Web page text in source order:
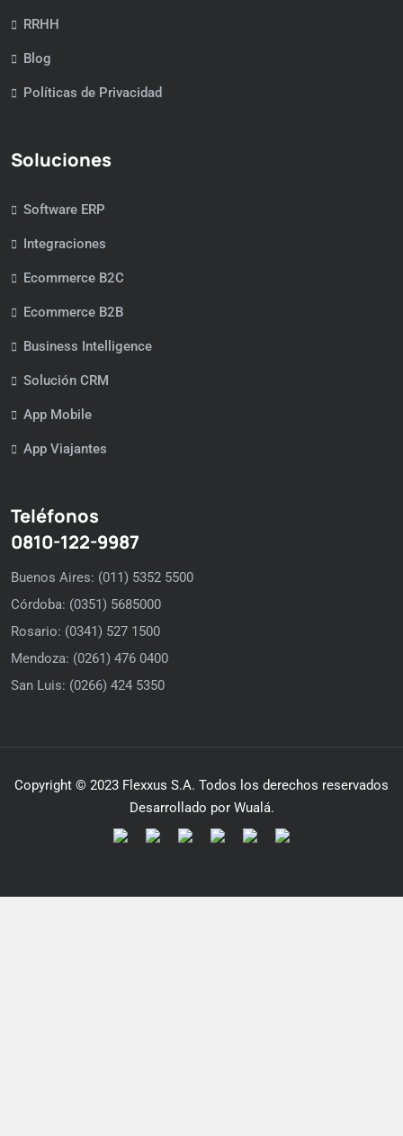
RRHH
Blog
Políticas de Privacidad
Soluciones
Software ERP
Integraciones
Ecommerce B2C
Ecommerce B2B
Business Intelligence
Solución CRM
App Mobile
App Viajantes
Teléfonos
0810-122-9987
Buenos Aires: (011) 5352 5500
Córdoba: (0351) 5685000
Rosario: (0341) 527 1500
Mendoza: (0261) 476 0400
San Luis: (0266) 424 5350
Copyright © 2023 Flexxus S.A. Todos los derechos reservados
Desarrollado por Wualá.